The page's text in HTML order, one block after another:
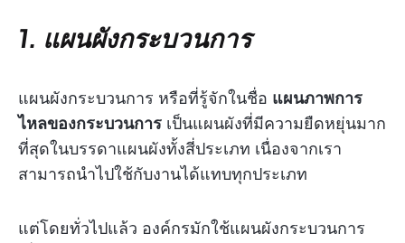
1. แผนผังกระบวนการ
แผนผังกระบวนการ หรือที่รู้จักในชื่อ แผนภาพการ
ไหลของกระบวนการ เป็นแผนผังที่มีความยืดหยุ่นมาก
ที่สุดในบรรดาแผนผังทั้งสี่ประเภท เนื่องจากเรา
สามารถนำไปใช้กับงานได้แทบทุกประเภท
แต่โดยทั่วไปแล้ว องค์กรมักใช้แผนผังกระบวนการ